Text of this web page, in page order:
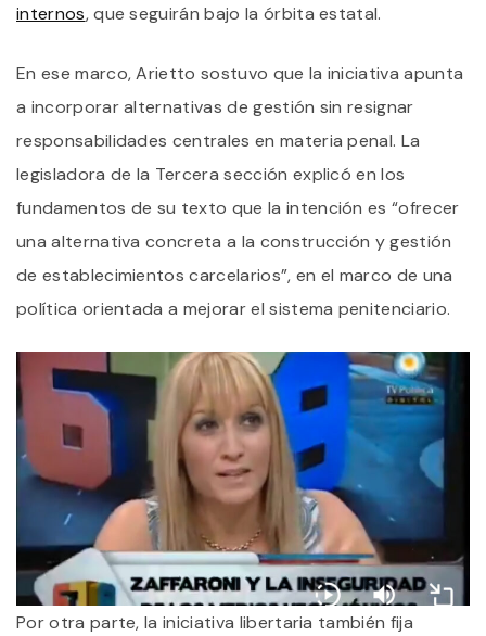
internos, que seguirán bajo la órbita estatal.
En ese marco, Arietto sostuvo que la iniciativa apunta
a incorporar alternativas de gestión sin resignar
responsabilidades centrales en materia penal. La
legisladora de la Tercera sección explicó en los
fundamentos de su texto que la intención es “ofrecer
una alternativa concreta a la construcción y gestión
de establecimientos carcelarios”, en el marco de una
política orientada a mejorar el sistema penitenciario.
Por otra parte, la iniciativa libertaria también fija